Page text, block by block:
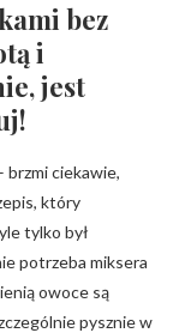
bez
i
jest
brzmi ciekawie,
który
tylko był
potrzeba miksera
owoce są
pysznie w